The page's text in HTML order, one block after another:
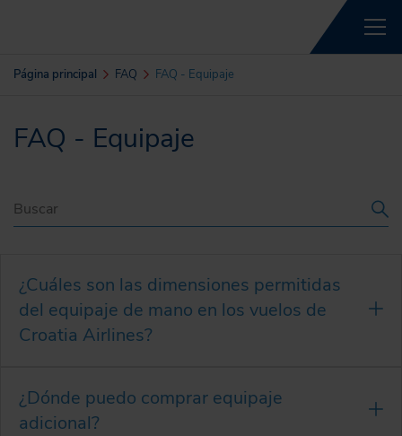
Página principal FAQ FAQ - Equipaje
FAQ - Equipaje
¿Cuáles son las dimensiones permitidas
del equipaje de mano en los vuelos de
Croatia Airlines?
¿Dónde puedo comprar equipaje
adicional?